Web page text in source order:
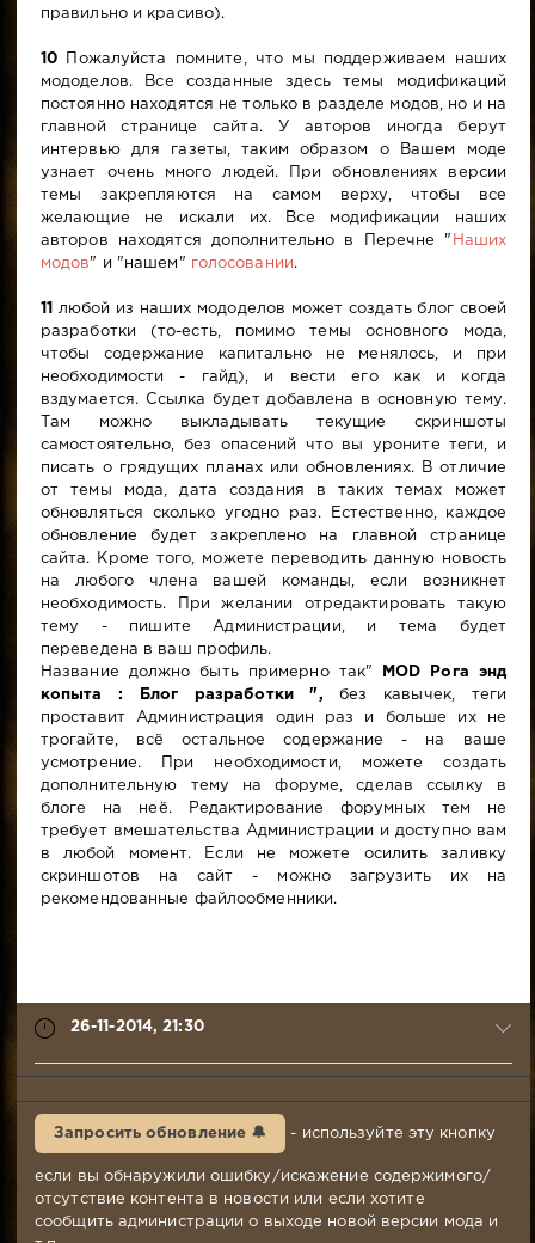
правильно и красиво).
10
Пожалуйста помните, что мы поддерживаем наших
мододелов. Все созданные здесь темы модификаций
постоянно находятся не только в разделе модов, но и на
главной странице сайта. У авторов иногда берут
интервью для газеты, таким образом о Вашем моде
узнает очень много людей. При обновлениях версии
темы закрепляются на самом верху, чтобы все
желающие не искали их. Все модификации наших
авторов находятся дополнительно в Перечне " Наших
модов" и "нашем" голосовании .
любой из наших мододелов может создать блог своей
разработки (то-есть, помимо темы основного мода,
чтобы содержание капитально не менялось, и при
необходимости - гайд), и вести его как и когда
вздумается. Ссылка будет добавлена в основную тему.
Там можно выкладывать текущие скриншоты
самостоятельно, без опасений что вы уроните теги, и
писать о грядущих планах или обновлениях. В отличие
от темы мода, дата создания в таких темах может
обновляться сколько угодно раз. Естественно, каждое
обновление будет закреплено на главной странице
сайта. Кроме того, можете переводить данную новость
на любого члена вашей команды, если возникнет
необходимость. При желании отредактировать такую
тему - пишите Администрации, и тема будет
переведена в ваш профиль.
Название должно быть примерно так"
MOD Рога энд
копыта : Блог разработки ",без кавычек, теги
проставит Администрация один раз и больше их не
трогайте, всё остальное содержание - на ваше
усмотрение. При необходимости, можете создать
дополнительную тему на форуме, сделав ссылку в
блоге на неё. Редактирование форумных тем не
требует вмешательства Администрации и доступно вам
в любой момент. Если не можете осилить заливку
скриншотов на сайт - можно загрузить их на
рекомендованные файлообменники.
26-11-2014, 21:30
syabr
2014,
Запросить обновление 🔔 - используйте эту кнопку
если вы обнаружили ошибку/искажение содержимого/
отсутствие контента в новости или если хотите
сообщить администрации о выходе новой версии мода и